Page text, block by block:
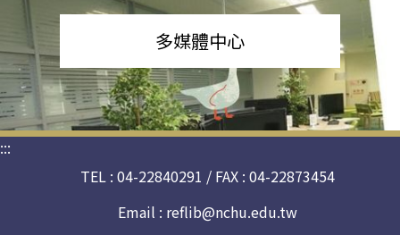
多媒體中心
:::
TEL : 04-22840291 / FAX : 04-22873454
Email : reflib@nchu.edu.tw